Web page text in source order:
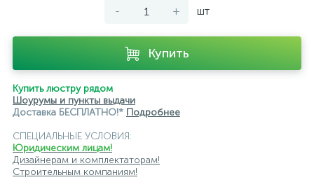
светильники для модульной системы
черные ЭРА Crystal Lux Ambrella
- + шт
Купить
Купить люстру рядом
Шоурумы и пункты выдачи
Доставка БЕСПЛАТНО!* Подробнее
СПЕЦИАЛЬНЫЕ УСЛОВИЯ:
Юридическим лицам!
Дизайнерам и комплектаторам!
Строительным компаниям!